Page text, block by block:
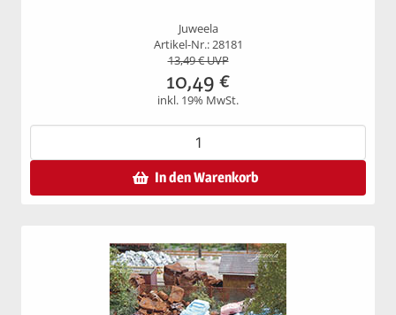
Juweela
Artikel-Nr.: 28181
13,49€ UVP
10,49 €
inkl. 19% MwSt.
In den Warenkorb